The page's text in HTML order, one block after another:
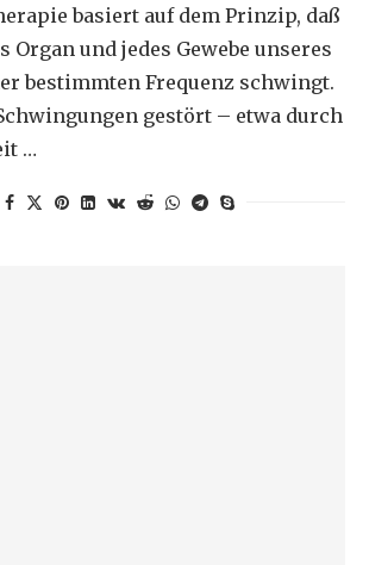
basiert auf dem Prinzip, daß
Organ und jedes Gewebe unseres
bestimmten Frequenz schwingt.
gestört – etwa durch
…